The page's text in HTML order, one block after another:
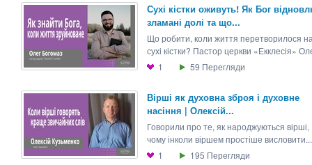
Сухі кістки оживуть! Як Бог
зламані долі та що...
Що робити, коли життя перетворилося
сухі кістки? Пастор церкви «Екклесія»
1
59 Перегляди
Вірші як духовна зброя і духовне
насіння | Олексій...
Говорили про те, як народжуються вірші,
чому інколи віршем простіше висловити...
1
195 Перегляди